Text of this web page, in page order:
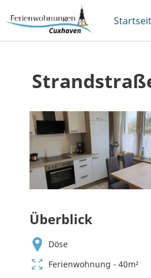
Überblick
Döse
Ferienwohnung - 40m²